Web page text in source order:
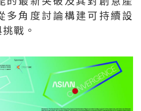
多角度討論構建可持續設
戰。